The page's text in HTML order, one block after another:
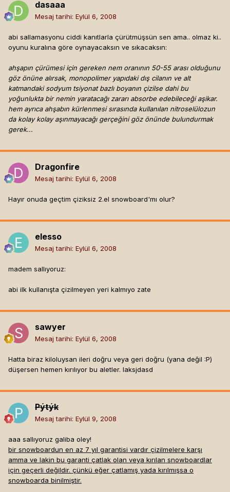
dasaaa
Mesaj tarihi: Eylül 6, 2008
abi sallamasyonu ciddi kanıtlarla çürütmüşsün sen ama.. olmaz ki..
oyunu kuralına göre oynayacaksın ve sıkacaksın:
ahşapın çürümesi için gereken nem oranının 50-55 arası olduğunu
göz önüne alırsak, monopolimer yapıdaki dış cilanın ve alt
katmandaki sodyum tsiyonat bazlı boyanın çizilse dahi bu
yoğunlukta bir nemin yaratacağı zararı absorbe edebileceği aşikar.
hem ayrıca ahşabın kürlenmesi sırasında kullanılan nitroselülozun
da kolay kolay aşınmayacağı gerçeğini göz önünde bulundurmak
gerek...
Dragonfire
Mesaj tarihi: Eylül 6, 2008
Hayır onuda geçtim çiziksiz 2.el snowboard'mı olur?
elesso
Mesaj tarihi: Eylül 6, 2008
madem sallıyoruz:
abi ilk kullanışta çizilmeyen yeri kalmıyo zate
sawyer
Mesaj tarihi: Eylül 6, 2008
Hatta biraz kiloluysan ileri doğru veya geri doğru (yana değil :P)
düşersen hemen kırılıyor bu aletler. laksjdasd
Pýtýk
Mesaj tarihi: Eylül 9, 2008
aaa sallıyoruz galiba oley!
bir snowboardun en az 7 yıl garantisi vardır çizilmelere karşı
amma ve lakin bu garanti çatlak olan veya kırılan snowboardlar
için geçerli değildir. çünkü eğer çatlamış yada kırılmışsa o
snowboarda binilmiştir.